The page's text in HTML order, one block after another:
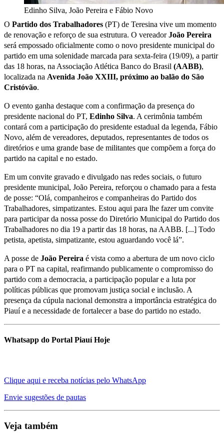
Edinho Silva, João Pereira e Fábio Novo
O Partido dos Trabalhadores (PT) de Teresina vive um momento
de renovação e reforço de sua estrutura. O vereadorJoão Pereira
será empossado oficialmente como o novo presidente municipal do
partido em uma solenidade marcada para sexta-feira (19/09), a partir
das 18 horas, na Associação Atlética Banco do Brasil (AABB),
localizada na Avenida João XXIII, próximo ao balão do São
Cristóvão.
O evento ganha destaque com a confirmação da presença do
presidente nacional do PT, Edinho Silva. A cerimônia também
contará com a participação do presidente estadual da legenda, Fábio
Novo, além de vereadores, deputados, representantes de todos os
diretórios e uma grande base de militantes que compõem a força do
partido na capital e no estado.
Em um convite gravado e divulgado nas redes sociais, o futuro
presidente municipal, João Pereira, reforçou o chamado para a festa
de posse: “Olá, companheiros e companheiras do Partido dos
Trabalhadores, simpatizantes. Estou aqui para lhe fazer um convite
para participar da nossa posse do Diretório Municipal do Partido dos
Trabalhadores no dia 19 a partir das 18 horas, na AABB. [...] Todo
petista, apetista, simpatizante, estou aguardando você lá”.
A posse de João Pereira é vista como a abertura de um novo ciclo
para o PT na capital, reafirmando publicamente o compromisso do
partido com a democracia, a participação popular e a luta por
políticas públicas que promovam justiça social e inclusão. A
presença da cúpula nacional demonstra a importância estratégica do
Piauí e a necessidade de fortalecer a base do partido no estado.
Whatsapp do Portal Piauí Hoje
Clique aqui e receba notícias pelo WhatsApp
Envie sugestões de pautas
Veja também